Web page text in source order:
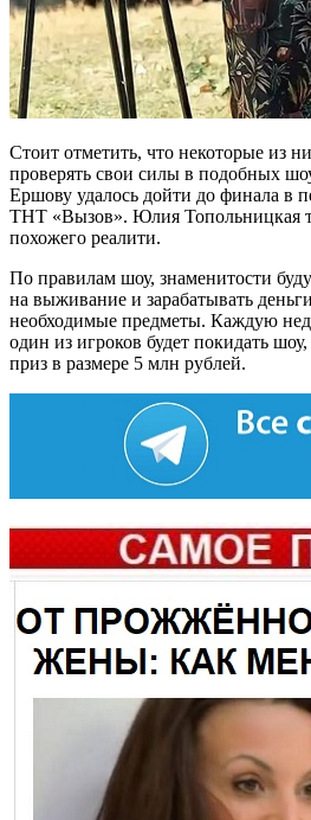
Стоит отметить, что некоторые из
проверять свои силы в подобных
Ершову удалось дойти до финала в
ТНТ «Вызов». Юлия Топольницкая
похожего реалити.
По правилам шоу, знаменитости
на выживание и зарабатывать
необходимые предметы. Каждую
один из игроков будет покидать
приз в размере 5 млн рублей.